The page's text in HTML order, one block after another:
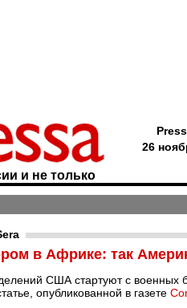
и не только
26
в Африке: так
США стартуют с военных
опубликованной в газете